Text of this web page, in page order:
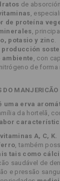
de
,
de proteína
,
potasio y zinc.
producción
ambiente, con
de forma
DO MANJERICÃO
uma erva
da hortelã,
A, C, K.
, também
tais como
saudável de
e pressão